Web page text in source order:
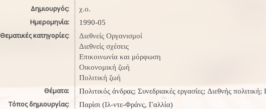
Δημιουργός: χ.ο.
Ημερομηνία: 1990-05
Θεματικές κατηγορίες:
Διεθνείς Οργανισμοί
Διεθνείς σχέσεις
Επικοινωνία και μόρφωση
Οικονομική ζωή
Πολιτική ζωή
Θέματα: Πολιτικός άνδρας; Συνεδριακές εργασίες; Διεθνής
Τόπος δημιουργίας: Παρίσι (Ιλ-ντε-Φράνς, Γαλλία)